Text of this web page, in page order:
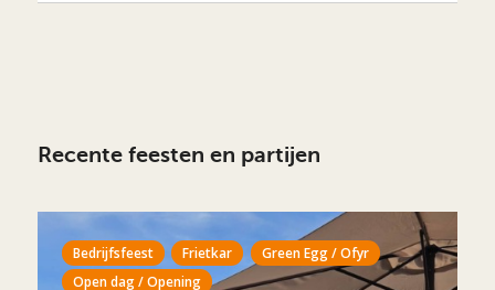
Recente feesten en partijen
Bedrijfsfeest Frietkar
Green Egg / Ofyr
Open dag / Opening